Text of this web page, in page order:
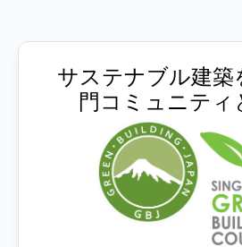
サステナブル建築
門コミュニティ